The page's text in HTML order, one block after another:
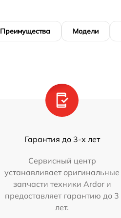
Преимущества Модели
Гарантия до 3-х лет
Сервисный центр
устанавливает оригинальные
запчасти техники Ardor и
предоставляет гарантию до 3
лет.